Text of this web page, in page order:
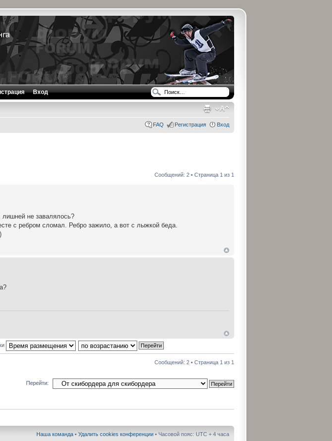
Вход
FAQ Регистрация Вход
Сообщений: 2 • Страница 1 из 1
не завалялось?
с ребром сломал. Ребро зажило, а вот с лыжкой беда.
Сообщений: 2 • Страница 1 из 1
Перейти:
Наша команда • Удалить cookies конференции • Часовой пояс: UTC + 4 часа